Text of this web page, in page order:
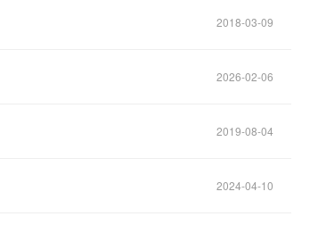
2018-03-09
2026-02-06
2019-08-04
2024-04-10